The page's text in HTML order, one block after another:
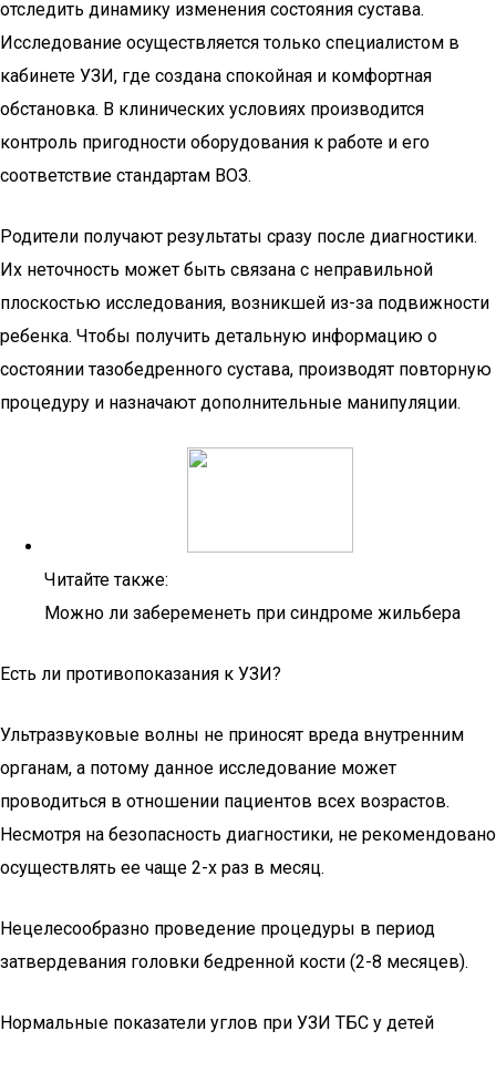
отследить динамику изменения состояния сустава.
Исследование осуществляется только специалистом в
кабинете УЗИ, где создана спокойная и комфортная
обстановка. В клинических условиях производится
контроль пригодности оборудования к работе и его
соответствие стандартам ВОЗ.
Родители получают результаты сразу после диагностики.
Их неточность может быть связана с неправильной
плоскостью исследования, возникшей из-за подвижности
ребенка. Чтобы получить детальную информацию о
состоянии тазобедренного сустава, производят повторную
процедуру и назначают дополнительные манипуляции.
Читайте также:
Можно ли забеременеть при синдроме жильбера
Есть ли противопоказания к УЗИ?
Ультразвуковые волны не приносят вреда внутренним
органам, а потому данное исследование может
проводиться в отношении пациентов всех возрастов.
Несмотря на безопасность диагностики, не рекомендовано
осуществлять ее чаще 2-х раз в месяц.
Нецелесообразно проведение процедуры в период
затвердевания головки бедренной кости (2-8 месяцев).
Нормальные показатели углов при УЗИ ТБС у детей